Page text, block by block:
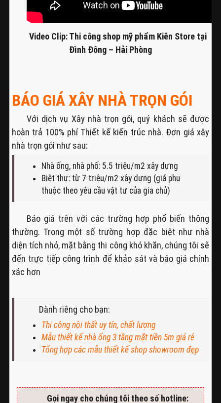
Video Clip: Thi công shop mỹ phẩm Kiên Store tại
Đình Đông – Hải Phòng
BÁO GIÁ XÂY NHÀ TRỌN GÓI
Với dịch vụ Xây nhà trọn gói, quý khách sẽ được
hoàn trả 100% phí Thiết kế kiến trúc nhà. Đơn giá xây
nhà trọn gói như sau:
Nhà ống, nhà phố: 5.5 triệu/m2 xây dựng
Biệt thự: từ 7 triệu/m2 xây dựng (giá phụ
thuộc theo yêu cầu vật tư của gia chủ)
Báo giá trên với các trường hợp phổ biến thông
thường. Trong một số trường hợp đặc biệt như nhà
diện tích nhỏ, mặt bằng thi công khó khăn, chúng tôi sẽ
đến trực tiếp công trình để khảo sát và báo giá chính
xác hơn
Dành riêng cho bạn:
Thi công nội thất uy tín, chất lượng
Mẫu thiết kế nhà ống 3 tầng mặt tiền 5m giá rẻ
Tổng hợp các mẫu thiết kế shop showroom đẹp
Gọi ngay cho chúng tôi theo số hotline: